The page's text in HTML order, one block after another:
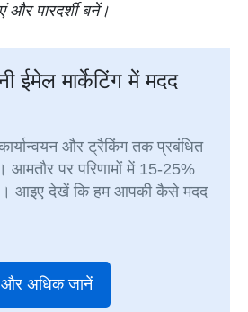
और पारदर्शी बनें।
ईमेल मार्केटिंग में मदद
और ट्रैकिंग तक प्रबंधित
आमतौर पर परिणामों में 15-25%
है। आइए देखें कि हम आपकी कैसे मदद
और अधिक जानें